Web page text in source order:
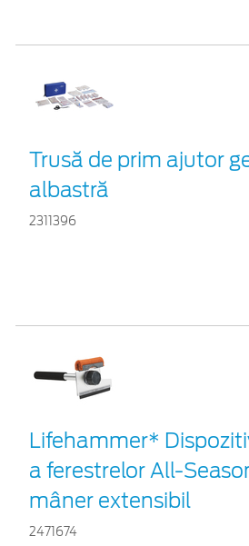
Trusă de prim ajutor
albastră
2311396
Lifehammer*
a ferestrelor All-
mâner extensibil
2471674